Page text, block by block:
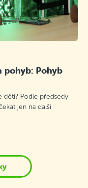
pohyb: Pohyb
dětí? Podle předsedy
jen na další